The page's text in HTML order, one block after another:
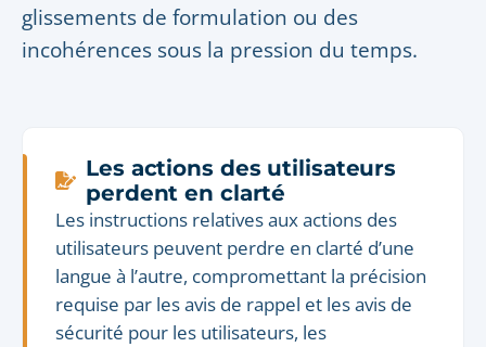
glissements de formulation ou des
incohérences sous la pression du temps.
Les actions des utilisateurs
perdent en clarté
Les instructions relatives aux actions des
utilisateurs peuvent perdre en clarté d’une
langue à l’autre, compromettant la précision
requise par les avis de rappel et les avis de
sécurité pour les utilisateurs, les